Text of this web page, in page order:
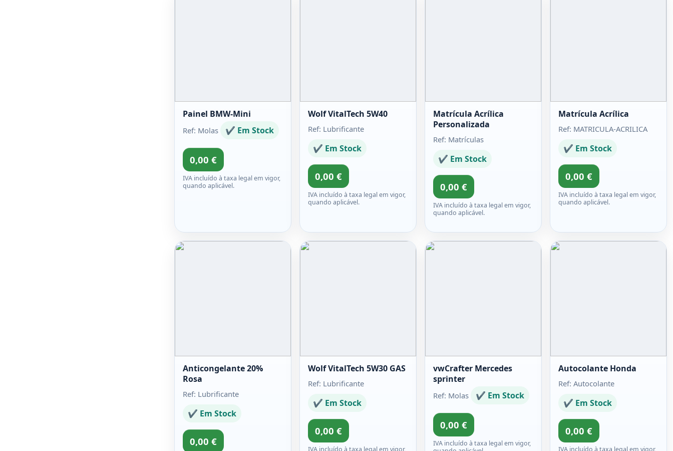
Painel BMW-Mini
Ref: Molas ✔ Em Stock
0,00 €
IVA incluído à taxa legal em vigor,
quando aplicável.
Wolf VitalTech 5W40
Ref: Lubrificante
✔ Em Stock
0,00 €
IVA incluído à taxa legal em vigor,
quando aplicável.
Matrícula Acrílica
Personalizada
Ref: Matrículas
✔ Em Stock
0,00 €
IVA incluído à taxa legal em vigor,
quando aplicável.
Matrícula Acrílica
Ref: MATRICULA-ACRILICA
✔ Em Stock
0,00 €
IVA incluído à taxa legal em vigor,
quando aplicável.
Anticongelante 20%
Rosa
Ref: Lubrificante
✔ Em Stock
0,00 €
Wolf VitalTech 5W30 GAS
Ref: Lubrificante
✔ Em Stock
0,00 €
vwCrafter Mercedes
sprinter
Ref: Molas ✔ Em Stock
0,00 €
IVA incluído à taxa legal em vigor,
Autocolante Honda
Ref: Autocolante
✔ Em Stock
0,00 €